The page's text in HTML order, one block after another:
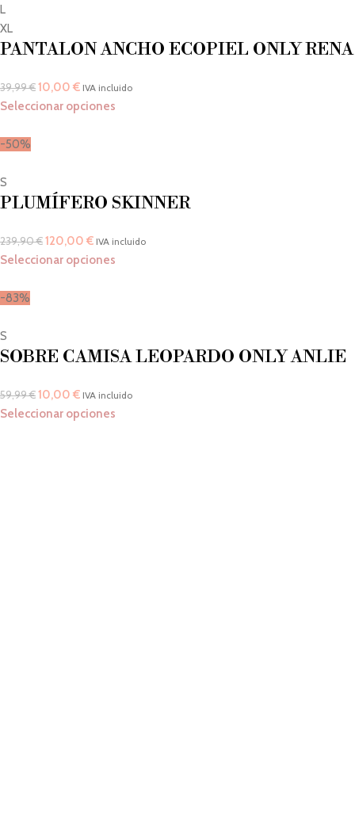
L
XL
PANTALON ANCHO ECOPIEL ONLY RENA
39,99€10,00 € IVA incluido
Seleccionar opciones
-50%
S
PLUMÍFERO SKINNER
239,90€120,00 € IVA incluido
Seleccionar opciones
-83%
S
SOBRE CAMISA LEOPARDO ONLY ANLIE
59,99€10,00 € IVA incluido
Seleccionar opciones